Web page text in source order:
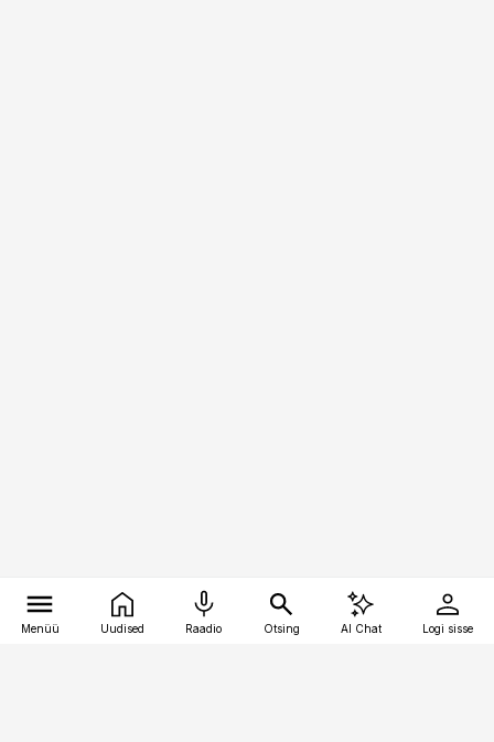
Menüü Uudised Raadio Otsing AI Chat Logi sisse